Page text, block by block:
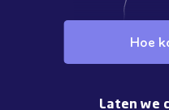
Hoe
Laten we